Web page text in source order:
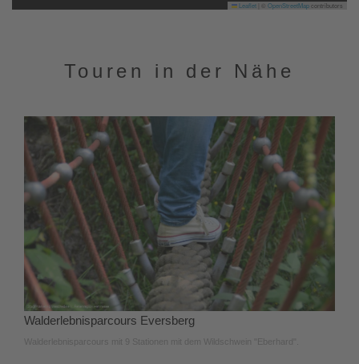
Leaflet OpenStreetMapcontributors
Touren in der Nähe
Walderlebnisparcours Eversberg
Walderlebnisparcours mit 9 Stationen mit dem Wildschwein "Eberhard".